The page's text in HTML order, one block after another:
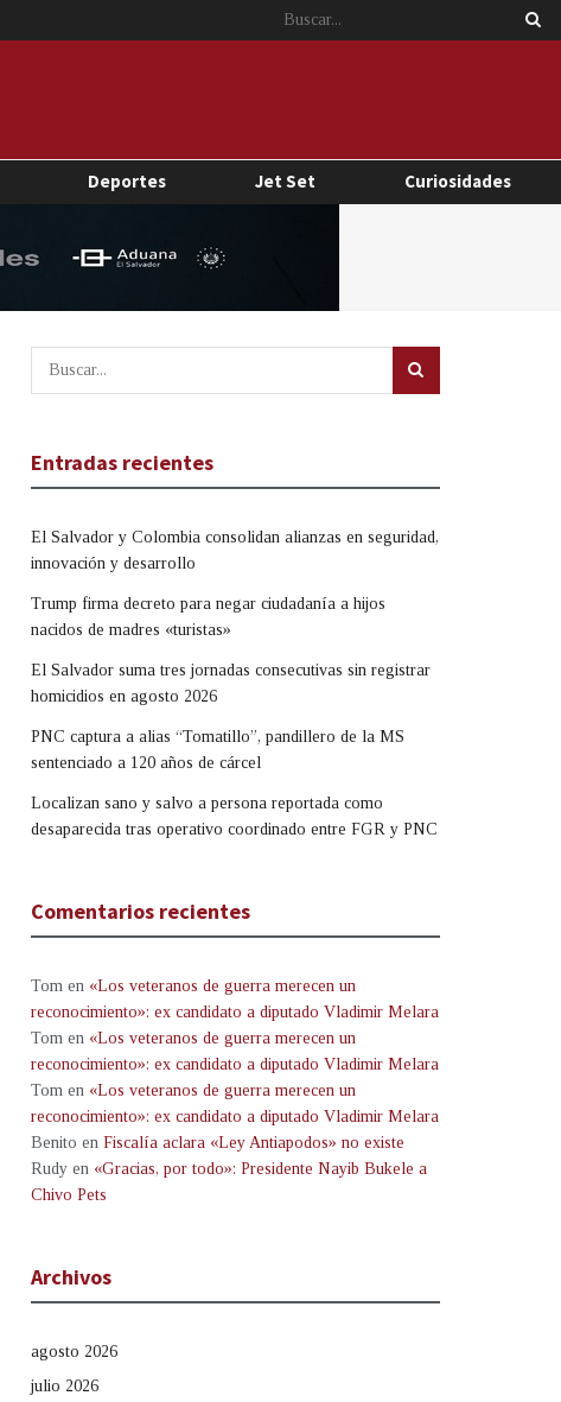
Deportes Jet Set Curiosidades
Entradas recientes
El Salvador y Colombia consolidan alianzas en seguridad,
innovación y desarrollo
Trump firma decreto para negar ciudadanía a hijos
nacidos de madres «turistas»
El Salvador suma tres jornadas consecutivas sin registrar
homicidios en agosto 2026
PNC captura a alias “Tomatillo”, pandillero de la MS
sentenciado a 120 años de cárcel
Localizan sano y salvo a persona reportada como
desaparecida tras operativo coordinado entre FGR y PNC
Comentarios recientes
Tom en «Los veteranos de guerra merecen un
reconocimiento»: ex candidato a diputado Vladimir Melara
Tom en «Los veteranos de guerra merecen un
reconocimiento»: ex candidato a diputado Vladimir Melara
Tom en «Los veteranos de guerra merecen un
reconocimiento»: ex candidato a diputado Vladimir Melara
Benito en Fiscalía aclara «Ley Antiapodos» no existe
Rudy en «Gracias, por todo»: Presidente Nayib Bukele a
Chivo Pets
Archivos
agosto 2026
julio 2026